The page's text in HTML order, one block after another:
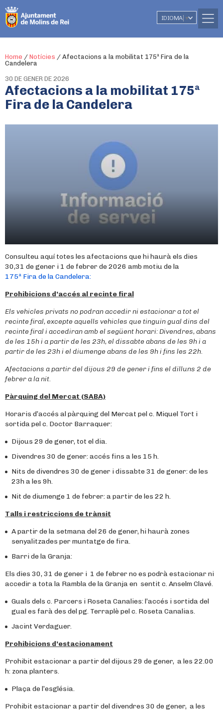
IDIOMA ▼
Home / Notícies / Afectacions a la mobilitat 175ª Fira de la
Candelera
30 DE GENER DE 2026
Afectacions a la mobilitat 175ª
Fira de la Candelera
Consulteu aquí totes les afectacions que hi haurà els dies
30,31 de gener i 1 de febrer de 2026 amb motiu de la
175ª Fira de la Candelera:
Prohibicions d’accés al recinte firal
Els vehicles privats no podran accedir ni estacionar a tot el
recinte firal, excepte aquells vehicles que tinguin gual dins del
recinte firal i accediran amb el següent horari: Divendres, abans
de les 15h i a partir de les 23h, el dissabte abans de les 9h i a
partir de les 23h i el diumenge abans de les 9h i fins les 22h.
Afectacions a partir del dijous 29 de gener i fins el dilluns 2 de
febrer a la nit.
Pàrquing del Mercat (SABA)
Horaris d’accés al pàrquing del Mercat pel c. Miquel Tort i
sortida pel c. Doctor Barraquer:
Dijous 29 de gener, tot el dia.
Divendres 30 de gener: accés fins a les 15 h.
Nits de divendres 30 de gener i dissabte 31 de gener: de les
23h a les 9h.
Nit de diumenge 1 de febrer: a partir de les 22 h.
Talls i restriccions de trànsit
A partir de la setmana del 26 de gener, hi haurà zones
senyalitzades per muntatge de fira.
Barri de la Granja:
Els dies 30, 31 de gener i 1 de febrer no es podrà estacionar ni
accedir a tota la Rambla de la Granja en sentit c. Anselm Clavé.
Guals dels c. Parcers i Roseta Canalies: l’accés i sortida del
gual es farà des del pg. Terraplè pel c. Roseta Canalias.
Jacint Verdaguer.
Prohibicions d’estacionament
Prohibit estacionar a partir del dijous 29 de gener, a les 22.00
h: zona planters.
Plaça de l’església.
Prohibit estacionar a partir del divendres 30 de gener, a les